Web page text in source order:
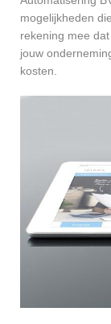
mogelijkheden
rekening mee
jouw
kosten.